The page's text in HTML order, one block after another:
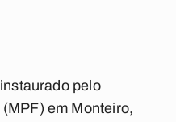
pelo
em Monteiro,